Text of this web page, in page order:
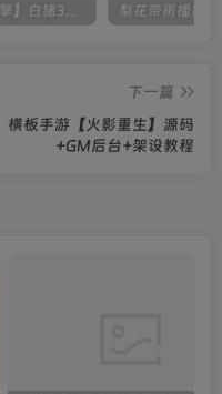
下一篇
横板手游【火影重生】源码
+GM后台+架设教程